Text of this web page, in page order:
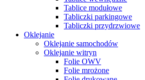
Tablice modułowe
Tabliczki parkingowe
Tabliczki przydrzwiowe
Oklejanie
Oklejanie samochodów
Oklejanie witryn
Folie OWV
Folie mrożone